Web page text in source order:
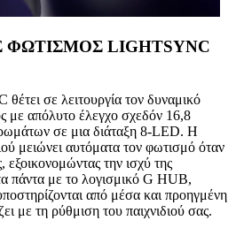
LIGHTSYNC
σε λειτουργία τον δυναμικό
με απόλυτο έλεγχο σχεδόν 16,8
σε μια διάταξη 8-LED. Η
μειώνει αυτόματα τον φωτισμό όταν
εξοικονομώντας την ισχύ της
πάντα με το λογισμικό G HUB,
από μέσα και προηγμένη
με τη ρύθμιση του παιχνιδιού σας.